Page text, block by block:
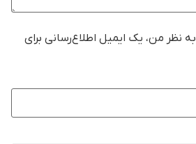
نظر من، یک ایمیل اطلاع‌رسانی برای